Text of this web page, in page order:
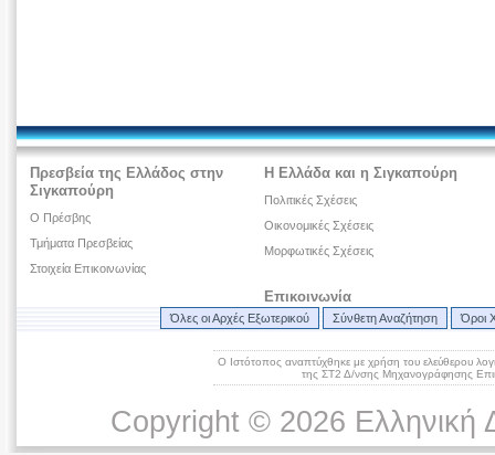
Πρεσβεία της Ελλάδος στην
Σιγκαπούρη
O Πρέσβης
Τμήματα Πρεσβείας
Στοιχεία Επικοινωνίας
Η Ελλάδα και η Σιγκαπούρη
Πολιτικές Σχέσεις
Οικονομικές Σχέσεις
Μορφωτικές Σχέσεις
Επικοινωνία
Όλες οι Αρχές Εξωτερικού Σύνθετη Αναζήτηση Όροι
Ο Ιστότοπος αναπτύχθηκε με χρήση του ελεύθερου
της ΣΤ2 Δ/νσης Μηχανογράφησης
Copyright © 2026